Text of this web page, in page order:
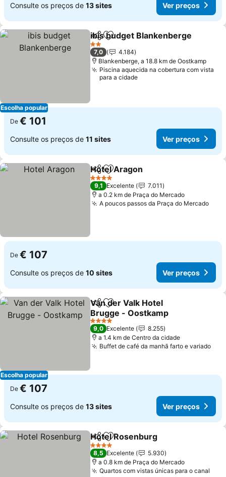
Consulte os preços de 13 sites Ver preços
Escolha popular
PartilharAdicionar aos favoritos
ibis budget Blankenberge
2 Estrelas
7,0
4.184
Blankenberge, a 18.8 km de Oostkamp
Piscina aquecida na cobertura com vista
para a cidade
De € 101
Consulte os preços de 11 sites Ver preços
PartilharAdicionar aos favoritos
Hotel Aragon
4 Estrelas
9,1 Excelente
7.011
a 0.2 km de Praça do Mercado
A poucos passos da Praça do Mercado
De € 107
Consulte os preços de 10 sites Ver preços
Escolha popular
PartilharAdicionar aos favoritos
Van der Valk Hotel
Brugge - Oostkamp
4 Estrelas
9,0 Excelente
8.255
a 1.4 km de Centro da cidade
Buffet de café da manhã farto e variado
De € 107
Consulte os preços de 13 sites Ver preços
PartilharAdicionar aos favoritos
Hotel Rosenburg
4 Estrelas
8,5 Excelente
5.930
a 0.8 km de Praça do Mercado
Quartos com vistas únicas para o canal